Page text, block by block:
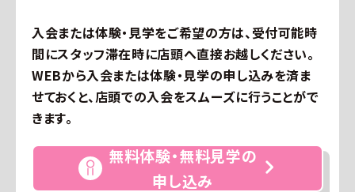
入会または体験・見学をご希望の方は、受付可能時
間にスタッフ滞在時に店頭へ直接お越しください。
WEBから入会または体験・見学の申し込みを済ま
せておくと、店頭での入会をスムーズに行うことがで
きます。
無料体験・無料見学の
申し込み